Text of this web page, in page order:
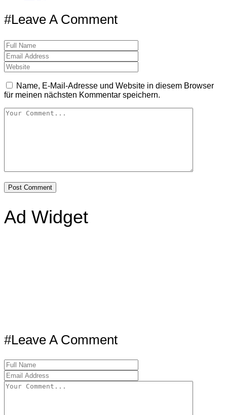
#Leave A Comment
Name, E-Mail-Adresse und Website in diesem Browser
für meinen nächsten Kommentar speichern.
Ad Widget
#Leave A Comment